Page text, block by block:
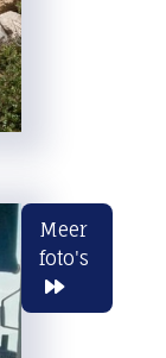
Meer
foto's
